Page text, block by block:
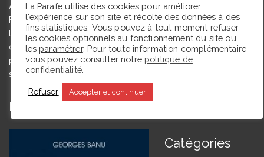
Agrégée de lettres modernes et docteure en études théâtrales,
Floriane Toussaint est maîtresse de conférences en études
théâtrales à l’Université de Caen Normandie et membre du
comité du Syndicat de la critique. Ce blog, créé en 2009, a
pour but de partager des expériences de lectrice et de
spectatrice.
En ce moment La Parafe lit :
Catégories
La Parafe utilise des cookies pour améliorer
l'expérience sur son site et récolte des données à des
fins statistiques. Vous pouvez à tout moment refuser
les cookies optionnels au fonctionnement du site ou
les paramétrer. Pour toute information complémentaire
vous pouvez consulter notre politique de
confidentialité.
Refuser Accepter et continuer